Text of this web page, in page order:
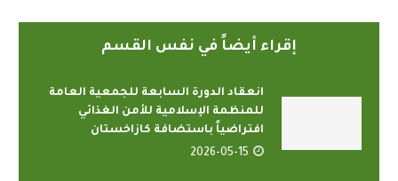
إقراء أيضاً في نفس القسم
انعقاد الدورة السابعة للجمعية العامة
للمنظمة الإسلامية للأمن الغذائي
افتراضياً باستضافة كازاخستان
2026-05-15